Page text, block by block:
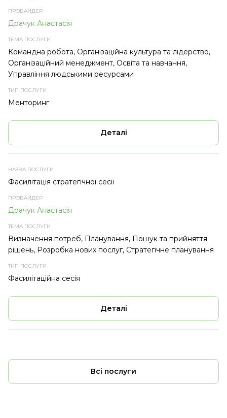
Драчук Анастасія
Командна робота, Організаційна культура та лідерство,
Організаційний менеджмент, Освіта та навчання,
Управління людськими ресурсами
Менторинг
Деталі
Фасилітація стратегічної сесії
Драчук Анастасія
Визначення потреб, Планування, Пошук та прийняття
рішень, Розробка нових послуг, Стратегічне планування
Фасилітаційна сесія
Деталі
Всі послуги